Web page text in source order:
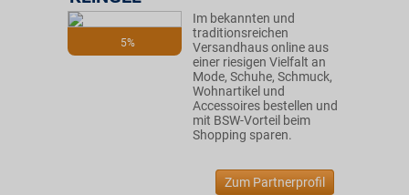
5%
Im bekannten und
traditionsreichen
Versandhaus online aus
einer riesigen Vielfalt an
Mode, Schuhe, Schmuck,
Wohnartikel und
Accessoires bestellen und
mit BSW-Vorteil beim
Shopping sparen.
Zum Partnerprofil